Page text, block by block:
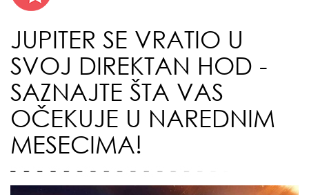
JUPITER SE VRATIO U
SVOJ DIREKTAN HOD -
SAZNAJTE ŠTA VAS
OČEKUJE U NAREDNIM
MESECIMA!